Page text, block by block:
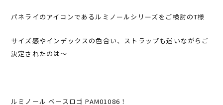
パネライのアイコンであるルミノールシリーズをご検討のT様
サイズ感やインデックスの色合い、ストラップも迷いながらご
決定されたのは〜
ルミノール ベースロゴ PAM01086！